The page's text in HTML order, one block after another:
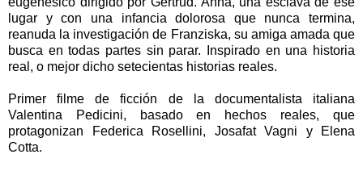
lugar y con una infancia dolorosa que nunca termina,
reanuda la investigación de Franziska, su amiga amada que
busca en todas partes sin parar. Inspirado en una historia
real, o mejor dicho setecientas historias reales.
Primer filme de ficción de la documentalista italiana
Valentina Pedicini, basado en hechos reales, que
protagonizan Federica Rosellini, Josafat Vagni y Elena
Cotta.